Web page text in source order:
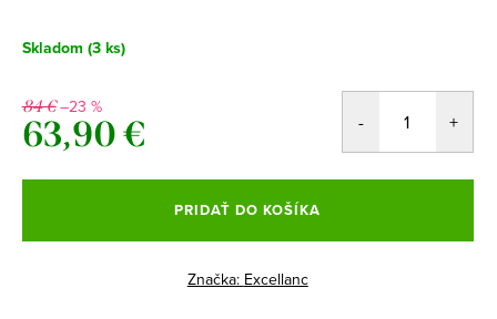
Skladom (3 ks)
84 €–23 %
63,90 €
cena:
PRIDAŤ DO KOŠÍKA
Značka: Excellanc